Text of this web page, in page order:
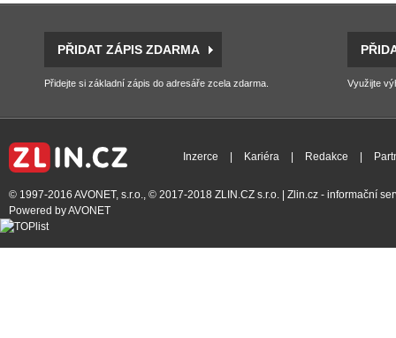
PŘIDAT ZÁPIS ZDARMA
Přidejte si základní zápis do adresáře zcela zdarma. Využijte
Inzerce Kariéra Redakce
© 1997-2016 AVONET, s.r.o., © 2017-2018 ZLIN.CZ s.r.o. | Zlin.cz - informační
Powered byAVONET